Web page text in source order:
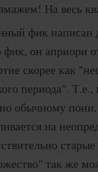
На весь
фик написан
он априори
скорее как
периода". Т.е.,
обычному пони,
на
так же